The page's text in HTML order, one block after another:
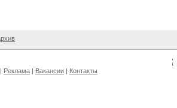
| Реклама | Вакансии | Контакты